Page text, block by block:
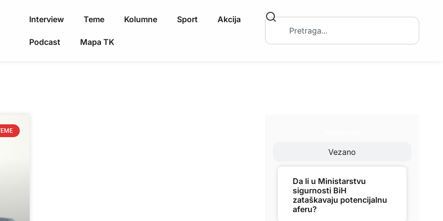
Interview Teme Kolumne Sport Akcija
Podcast Mapa TK
Vezano
Da li u Ministarstvu
sigurnosti BiH
zataškavaju potencijalnu
aferu?